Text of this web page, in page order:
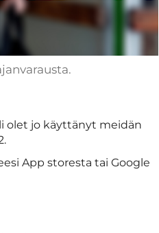
olet jo käyttänyt meidän
App storesta tai Google